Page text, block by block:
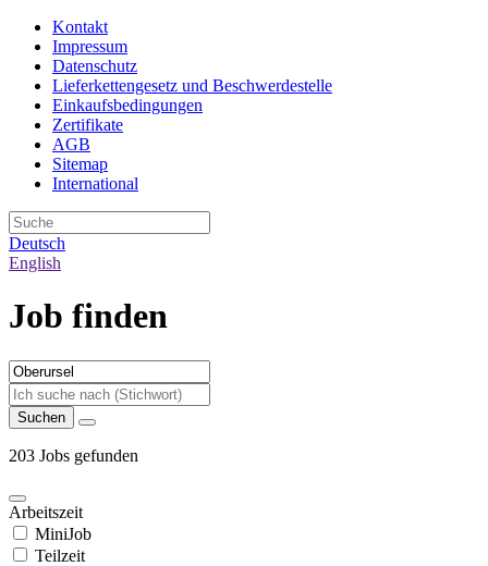
Kontakt
Impressum
Datenschutz
Lieferkettengesetz und Beschwerdestelle
Einkaufsbedingungen
Zertifikate
AGB
Sitemap
International
Deutsch
English
Job finden
Suchen
203 Jobs gefunden
Arbeitszeit
MiniJob
Teilzeit